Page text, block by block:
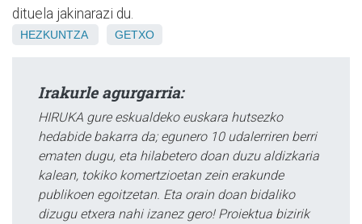
dituela jakinarazi du.
HEZKUNTZA GETXO
Irakurle agurgarria:
HIRUKA gure eskualdeko euskara hutsezko
hedabide bakarra da; egunero 10 udalerriren berri
ematen dugu, eta hilabetero doan duzu aldizkaria
kalean, tokiko komertzioetan zein erakunde
publikoen egoitzetan. Eta orain doan bidaliko
dizugu etxera nahi izanez gero! Proiektua bizirik